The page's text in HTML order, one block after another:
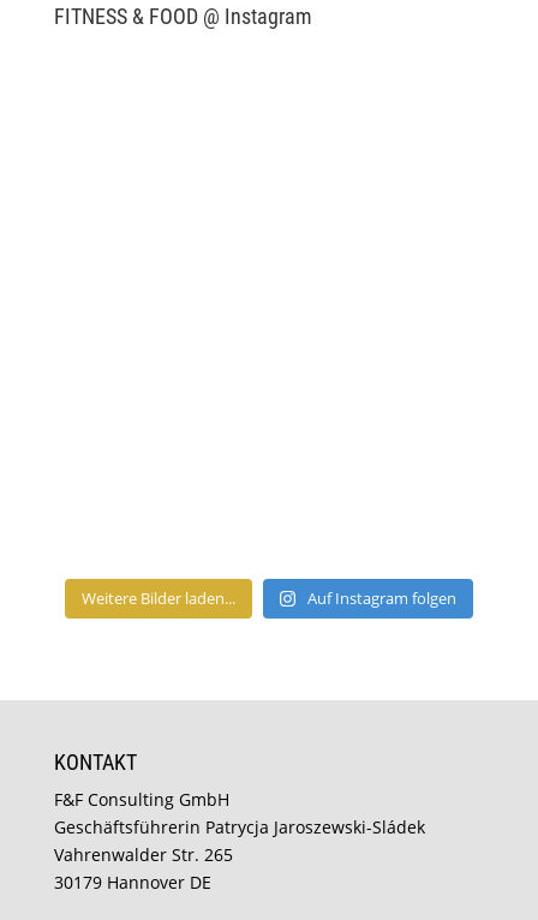
FITNESS & FOOD @ Instagram
Weitere Bilder laden... Auf Instagram folgen
KONTAKT
F&F Consulting GmbH
Geschäftsführerin Patrycja Jaroszewski-Sládek
Vahrenwalder Str. 265
30179 Hannover DE